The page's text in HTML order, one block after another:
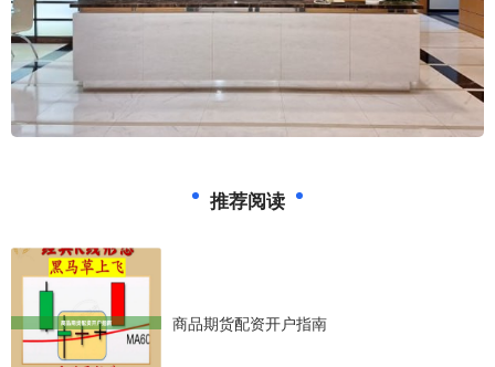
推荐阅读
商品期货配资开户指南